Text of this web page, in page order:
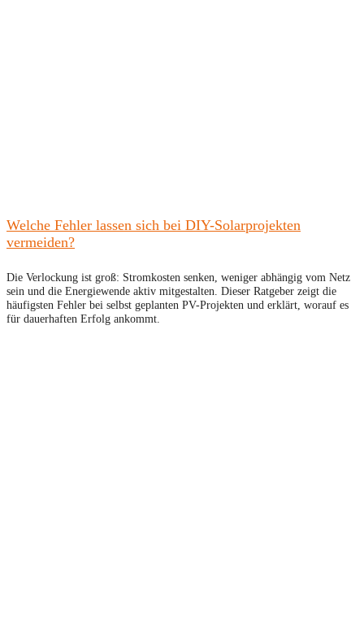
Welche Fehler lassen sich bei DIY-Solarprojekten
vermeiden?
Die Verlockung ist groß: Stromkosten senken, weniger abhängig vom Netz
sein und die Energiewende aktiv mitgestalten. Dieser Ratgeber zeigt die
häufigsten Fehler bei selbst geplanten PV-Projekten und erklärt, worauf es
für dauerhaften Erfolg ankommt.